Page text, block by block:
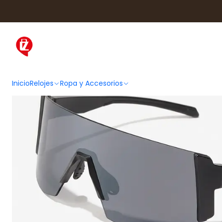
InicioRelojes Ropa y Accesorios
Lentes y